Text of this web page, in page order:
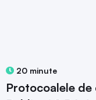
20 minute
Protocoalele